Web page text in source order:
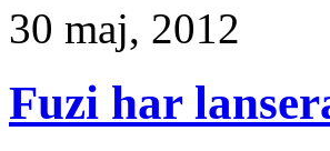
30 maj, 2012
Fuzi har